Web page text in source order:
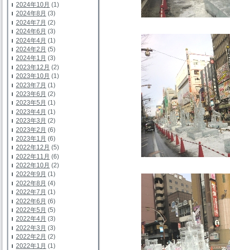
2024年10月 (1)
2024年8月 (3)
2024年7月 (2)
2024年6月 (3)
2024年4月 (1)
2024年2月 (5)
2024年1月 (3)
2023年12月 (2)
2023年10月 (1)
2023年7月 (1)
2023年6月 (2)
2023年5月 (1)
2023年4月 (1)
2023年3月 (2)
2023年2月 (6)
2023年1月 (6)
2022年12月 (5)
2022年11月 (6)
2022年10月 (2)
2022年9月 (1)
2022年8月 (4)
2022年7月 (1)
2022年6月 (6)
2022年5月 (5)
2022年4月 (3)
2022年3月 (3)
2022年2月 (2)
2022年1月 (1)